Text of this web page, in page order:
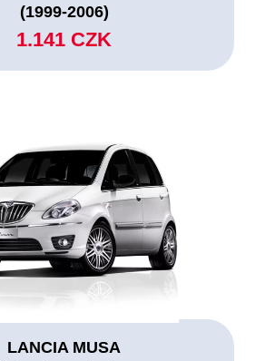
(1999-2006)
1.141 CZK
LANCIA MUSA